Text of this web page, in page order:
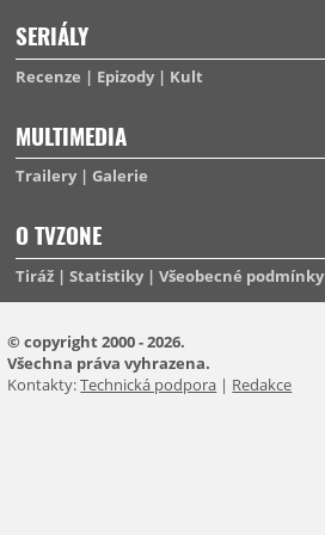
SERIÁLY
Recenze Epizody Kult
MULTIMEDIA
Trailery Galerie
O TVZONE
Tiráž Statistiky Všeobecné podmínky
© copyright 2000 - 2026.
Všechna práva vyhrazena.
Kontakty:Technická podpora | Redakce